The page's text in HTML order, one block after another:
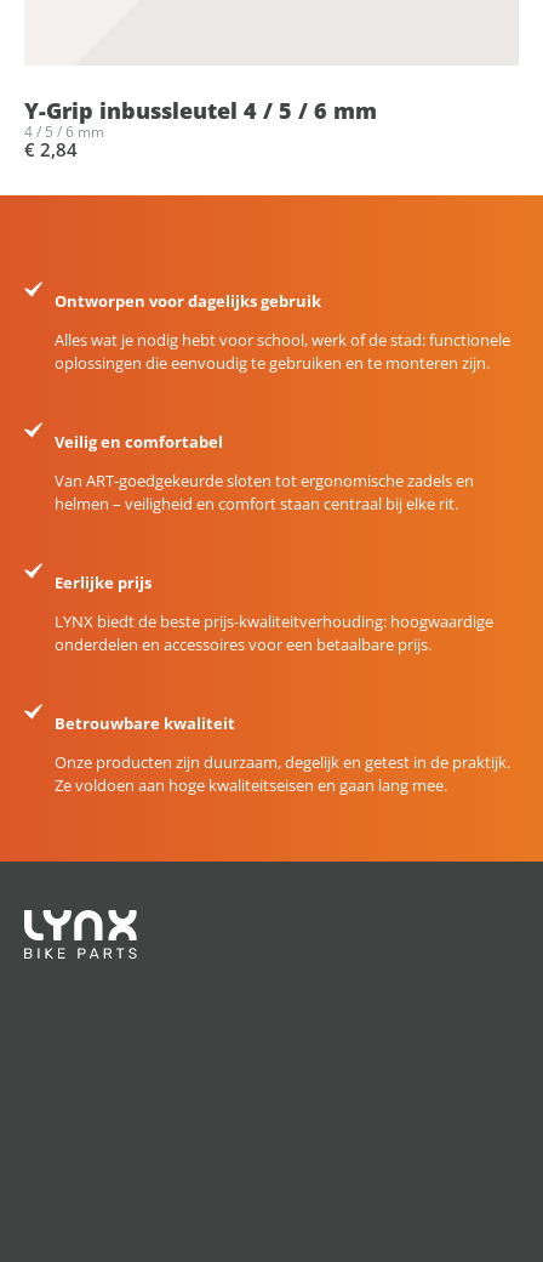
Y-Grip inbussleutel 4 / 5 / 6 mm
4 / 5 / 6 mm
€ 2,84
Ontworpen voor dagelijks gebruik
Alles wat je nodig hebt voor school, werk of de stad: functionele
oplossingen die eenvoudig te gebruiken en te monteren zijn.
Veilig en comfortabel
Van ART-goedgekeurde sloten tot ergonomische zadels en
helmen – veiligheid en comfort staan centraal bij elke rit.
Eerlijke prijs
LYNX biedt de beste prijs-kwaliteitverhouding: hoogwaardige
onderdelen en accessoires voor een betaalbare prijs.
Betrouwbare kwaliteit
Onze producten zijn duurzaam, degelijk en getest in de praktijk.
Ze voldoen aan hoge kwaliteitseisen en gaan lang mee.